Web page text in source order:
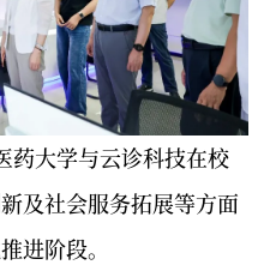
药大学与云诊科技在校
及社会服务拓展等方面
进阶段。